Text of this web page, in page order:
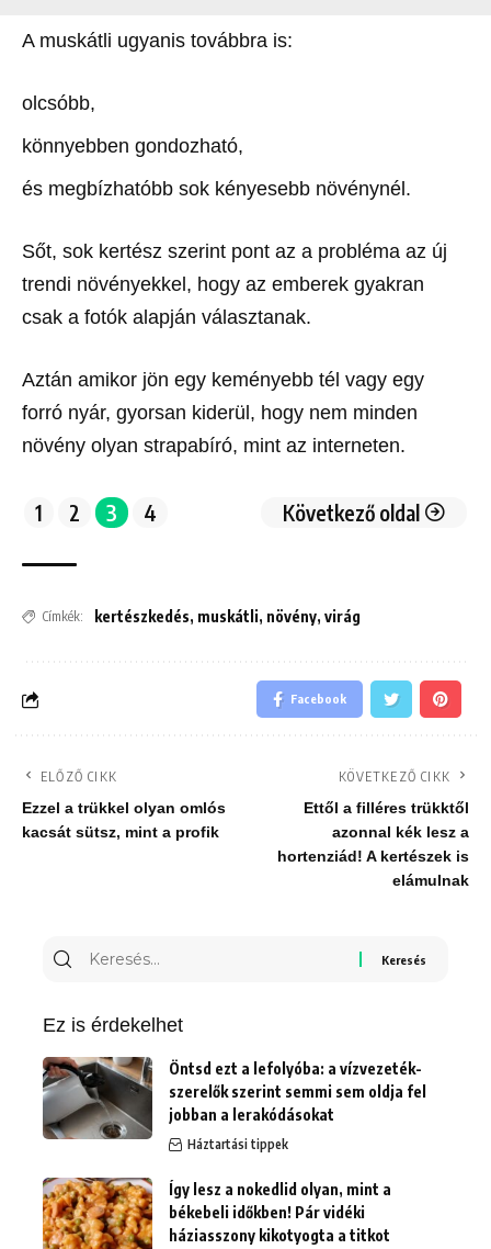
A muskátli ugyanis továbbra is:
olcsóbb,
könnyebben gondozható,
és megbízhatóbb sok kényesebb növénynél.
Sőt, sok kertész szerint pont az a probléma az új
trendi növényekkel, hogy az emberek gyakran
csak a fotók alapján választanak.
Aztán amikor jön egy keményebb tél vagy egy
forró nyár, gyorsan kiderül, hogy nem minden
növény olyan strapabíró, mint az interneten.
1 2 3 4 Következő oldal
Címkék: kertészkedés, muskátli, növény, virág
Facebook
ELŐZŐ CIKK
Ezzel a trükkel olyan omlós
kacsát sütsz, mint a profik
KÖVETKEZŐ CIKK
Ettől a filléres trükktől
azonnal kék lesz a
hortenziád! A kertészek is
elámulnak
Keresés
Ez is érdekelhet
Öntsd ezt a lefolyóba: a vízvezeték-
szerelők szerint semmi sem oldja fel
jobban a lerakódásokat
Háztartási tippek
Így lesz a nokedlid olyan, mint a
békebeli időkben! Pár vidéki
háziasszony kikotyogta a titkot